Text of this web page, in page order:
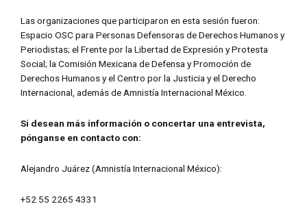
Las organizaciones que participaron en esta sesión fueron:
Espacio OSC para Personas Defensoras de Derechos Humanos y
Periodistas; el Frente por la Libertad de Expresión y Protesta
Social; la Comisión Mexicana de Defensa y Promoción de
Derechos Humanos y el Centro por la Justicia y el Derecho
Internacional, además de Amnistía Internacional México.
Si desean más información o concertar una entrevista,
pónganse en contacto con:
Alejandro Juárez (Amnistía Internacional México):
+52 55 2265 4331